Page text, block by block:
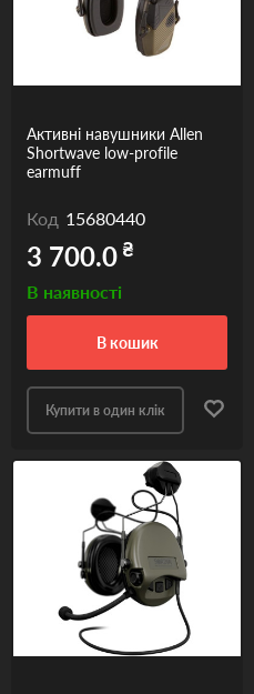
Одяг та взуття
Дрони (БПЛА)
Подарункові Сертифікати
Активні навушники Allen
Shortwave low-profile
earmuff
Код 15680440
3 700.0₴
В наявності
в кошик
Купити в один клік